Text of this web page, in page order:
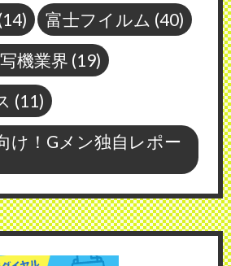
富士フイルム (40)
機業界 (19)
(11)
け！Gメン独自レポー